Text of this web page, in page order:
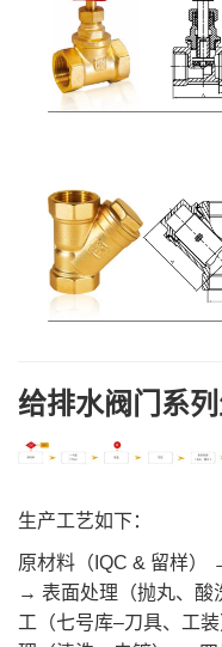
给排水阀门系
生产工艺如下：
原材料（IQC & 留样
→ 表面处理（抛丸、
工（七号库–刀具、工